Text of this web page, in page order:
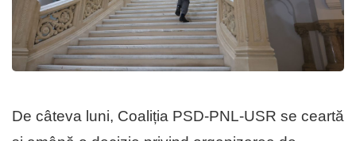
De câteva luni, Coaliția PSD-PNL-USR se ceartă